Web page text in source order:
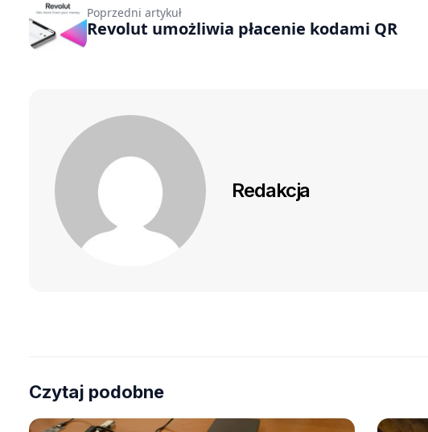
Poprzedni artykuł
Revolut umożliwia płacenie kodami QR
Redakcja
Czytaj podobne